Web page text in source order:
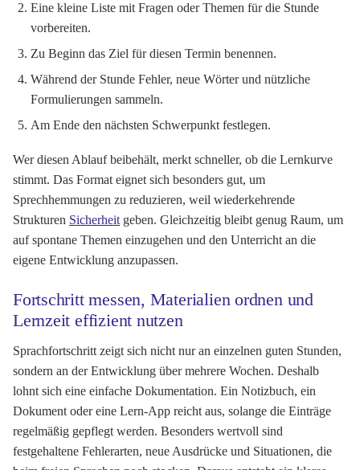
Eine kleine Liste mit Fragen oder Themen für die Stunde
vorbereiten.
Zu Beginn das Ziel für diesen Termin benennen.
Während der Stunde Fehler, neue Wörter und nützliche
Formulierungen sammeln.
Am Ende den nächsten Schwerpunkt festlegen.
Wer diesen Ablauf beibehält, merkt schneller, ob die Lernkurve
stimmt. Das Format eignet sich besonders gut, um
Sprechhemmungen zu reduzieren, weil wiederkehrende
Strukturen Sicherheit geben. Gleichzeitig bleibt genug Raum, um
auf spontane Themen einzugehen und den Unterricht an die
eigene Entwicklung anzupassen.
Fortschritt messen, Materialien ordnen und
Lernzeit effizient nutzen
Sprachfortschritt zeigt sich nicht nur an einzelnen guten Stunden,
sondern an der Entwicklung über mehrere Wochen. Deshalb
lohnt sich eine einfache Dokumentation. Ein Notizbuch, ein
Dokument oder eine Lern-App reicht aus, solange die Einträge
regelmäßig gepflegt werden. Besonders wertvoll sind
festgehaltene Fehlerarten, neue Ausdrücke und Situationen, die